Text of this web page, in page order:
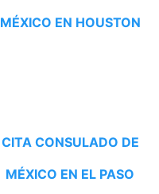
MÉXICO EN HOUSTON
CITA CONSULADO DE
MÉXICO EN EL PASO